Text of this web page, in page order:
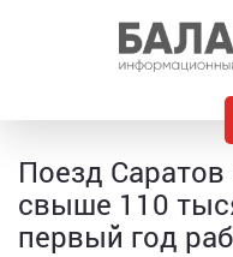
Поезд
свыше 110
первый год